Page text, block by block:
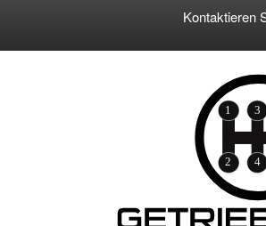
Kontaktieren